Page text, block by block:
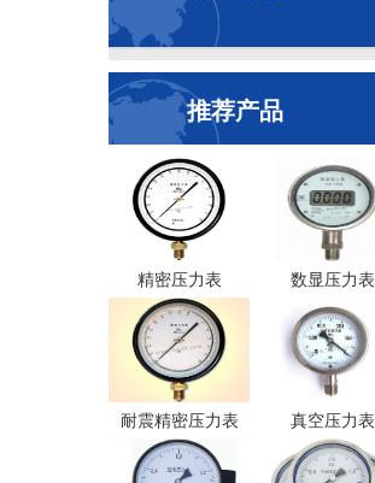
推荐产品
精密压力表 数显压力表
耐震精密压力表 真空压力表